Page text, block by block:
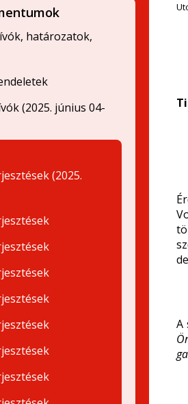
A
határozatok,
(2025. június 04-
(2025.